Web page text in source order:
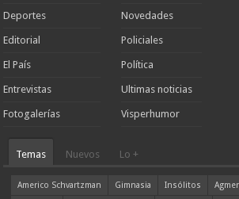
Deportes
Editorial
El País
Entrevistas
Fotogalerías
Novedades
Policiales
Política
Ultimas noticias
Visperhumor
Temas Nuevos Lo +
Americo Schvartzman Gimnasia Insólitos Agmer